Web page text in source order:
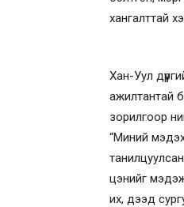
хангалттай
Хан-Уул
ажилтантай
зорилгоор
“Миний
цэнийг
их, дээд